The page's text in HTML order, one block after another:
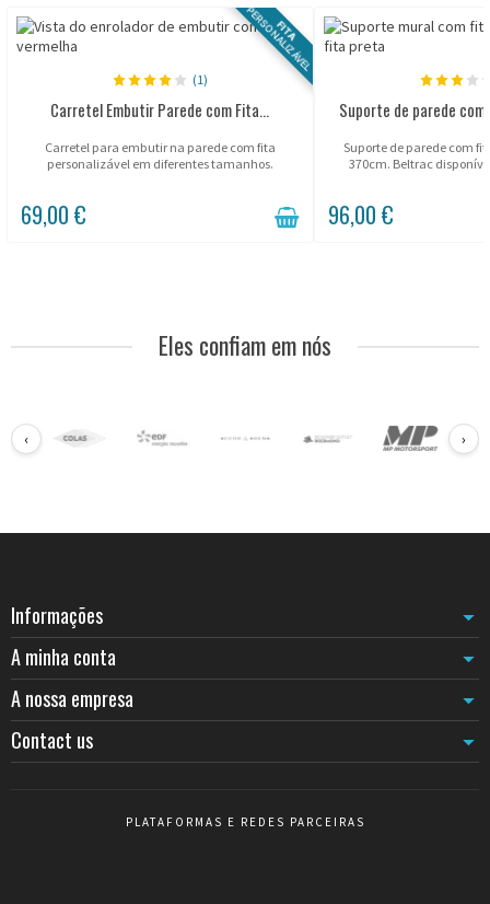
FITA
PERSONALIZÁVEL
(1)
Carretel Embutir Parede com Fita...
Carretel para embutir na parede com fita
personalizável em diferentes tamanhos.
69,00 €
Suporte de parede
Suporte de parede com
370cm. Beltrac
96,00 €
Eles confiam em nós
‹ ›
Informações
A minha conta
A nossa empresa
Contact us
PLATAFORMAS E REDES PARCEIRAS